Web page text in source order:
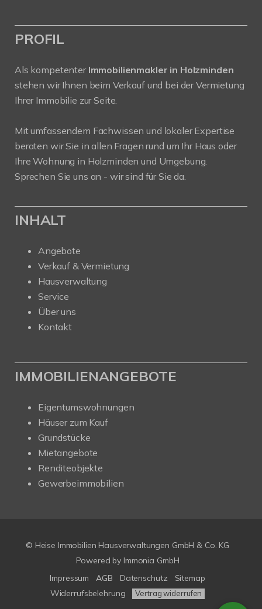
PROFIL
Als kompetenter Immobilienmakler in Holzminden
stehen wir Ihnen beim Verkauf und bei der Vermietung
Ihrer Immobilie zur Seite.
Mit umfassendem Fachwissen und lokaler Expertise
beraten wir Sie in allen Fragen rund um Ihr Haus oder
Ihre Wohnung in Holzminden und Umgebung.
Sprechen Sie uns an - wir sind für Sie da.
INHALT
Angebote
Verkauf & Vermietung
Hausverwaltung
Service
Über uns
Kontakt
IMMOBILIENANGEBOTE
Eigentumswohnungen
Häuser zum Kauf
Grundstücke
Mietangebote
Renditeobjekte
Gewerbeimmobilien
© Heise Immobilien Hausverwaltungen GmbH & Co. KG
Powered by Immonia GmbH
Impressum
AGB Datenschutz
Sitemap
Widerrufsbelehrung
Vertrag widerrufen